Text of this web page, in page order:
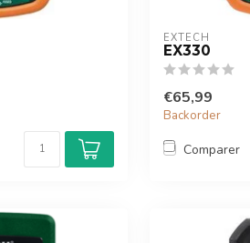
EXTECH
EX330
€65,99
Backorder
Comparer